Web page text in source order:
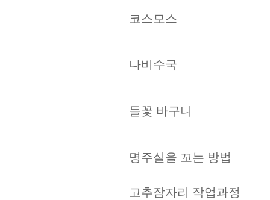
코스모스
나비수국
들꽃 바구니
명주실을 꼬는 방법
고추잠자리 작업과정